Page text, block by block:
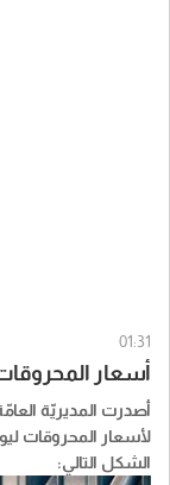
01:31
أسعار
أصدرت المديريّة
الشكل التالي: